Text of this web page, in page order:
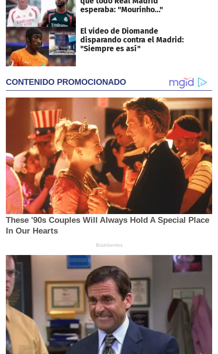
esperaba: "Mourinho..."
El video de Diomande
disparando contra el Madrid:
"Siempre es así"